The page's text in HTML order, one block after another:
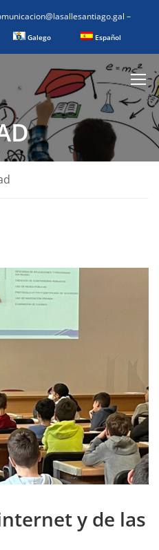
–
Galego Español
y de las